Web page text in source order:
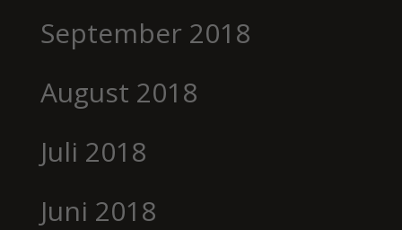
September 2018
August 2018
Juli 2018
Juni 2018